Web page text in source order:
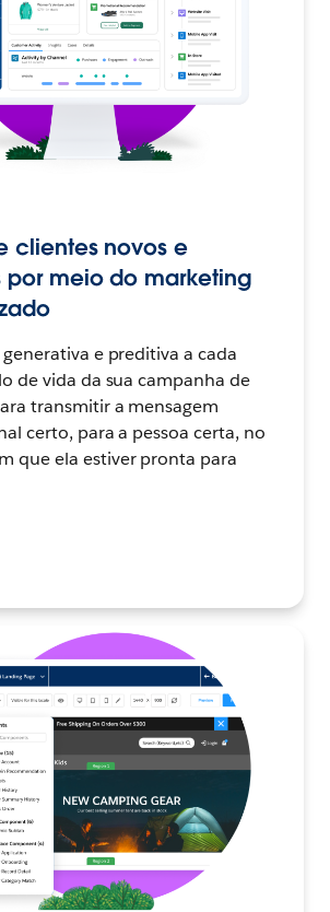
clientes novos e
por meio do marketing
e preditiva a cada
de vida da sua campanha de
transmitir a mensagem
certo, para a pessoa certa, no
que ela estiver pronta para